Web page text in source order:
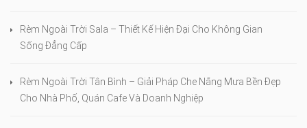
Rèm Ngoài Trời Sala – Thiết Kế Hiện Đại Cho Không Gian
Sống Đẳng Cấp
Rèm Ngoài Trời Tân Bình – Giải Pháp Che Nắng Mưa Bền Đẹp
Cho Nhà Phố, Quán Cafe Và Doanh Nghiệp